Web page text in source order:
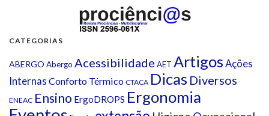
CATEGORIAS
ABERGO Abergo Acessibilidade AET ArtigosAções
Internas Conforto Térmico CTACA Dicas Diversos
ENEAC Ensino ErgoDROPS Ergonomia